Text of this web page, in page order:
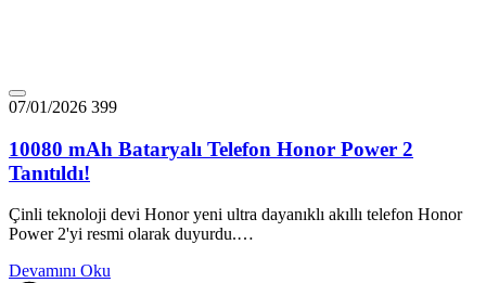
07/01/2026 399
10080 mAh Bataryalı Telefon Honor Power 2
Tanıtıldı!
Çinli teknoloji devi Honor yeni ultra dayanıklı akıllı telefon Honor
Power 2'yi resmi olarak duyurdu.…
Devamını Oku